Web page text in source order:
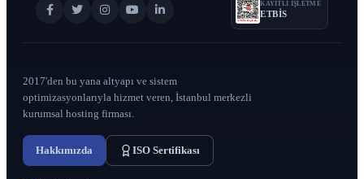
KAYITLI IŞLETME
ETBİS
2017'den bu yana altyapı ve sistem
optimizasyonlarıyla hizmet veren, İstanbul merkezli
kurumsal hosting firması.
Hakkımızda ISO Sertifikası